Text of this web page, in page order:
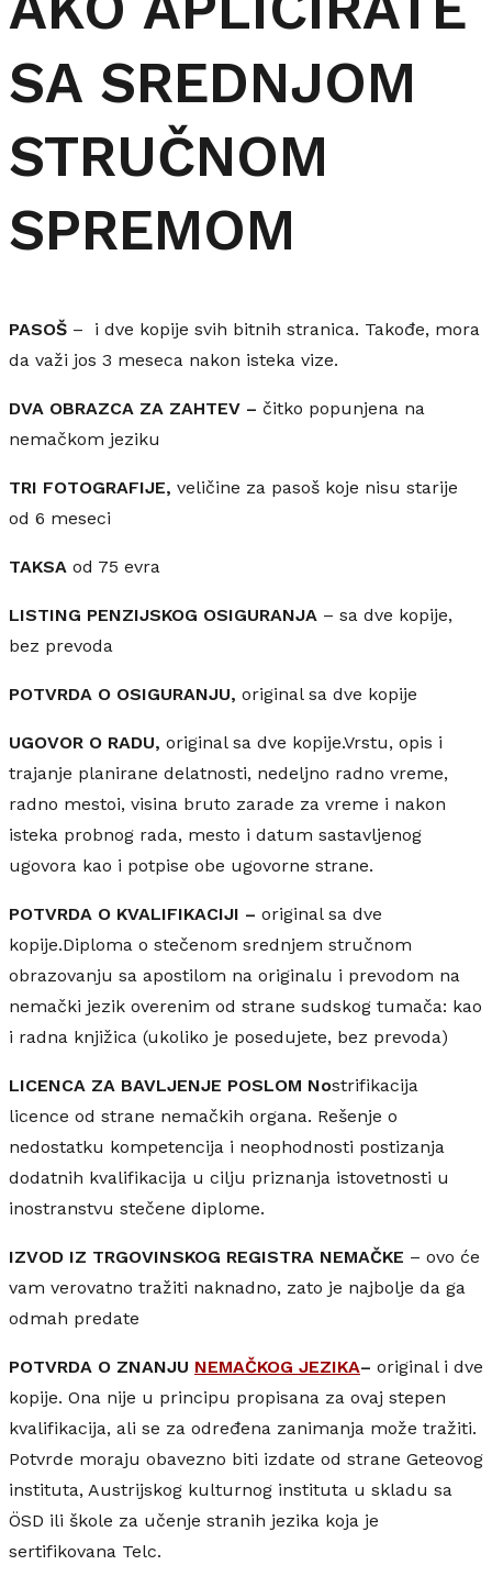
SA SREDNJOM
STRUČNOM
SPREMOM
PASOŠ – i dve kopije svih bitnih stranica. Takođe, mora
da važi jos 3 meseca nakon isteka vize.
DVA OBRAZCA ZA ZAHTEV – čitko popunjena na
nemačkom jeziku
TRI FOTOGRAFIJE, veličine za pasoš koje nisu starije
od 6 meseci
TAKSA od 75 evra
LISTING PENZIJSKOG OSIGURANJA – sa dve kopije,
bez prevoda
POTVRDA O OSIGURANJU, original sa dve kopije
UGOVOR O RADU, original sa dve kopije.Vrstu, opis i
trajanje planirane delatnosti, nedeljno radno vreme,
radno mestoi, visina bruto zarade za vreme i nakon
isteka probnog rada, mesto i datum sastavljenog
ugovora kao i potpise obe ugovorne strane.
POTVRDA O KVALIFIKACIJI – original sa dve
kopije.Diploma o stečenom srednjem stručnom
obrazovanju sa apostilom na originalu i prevodom na
nemački jezik overenim od strane sudskog tumača: kao
i radna knjižica (ukoliko je posedujete, bez prevoda)
LICENCA ZA BAVLJENJE POSLOM Nostrifikacija
licence od strane nemačkih organa. Rešenje o
nedostatku kompetencija i neophodnosti postizanja
dodatnih kvalifikacija u cilju priznanja istovetnosti u
inostranstvu stečene diplome.
IZVOD IZ TRGOVINSKOG REGISTRA NEMAČKE – ovo će
vam verovatno tražiti naknadno, zato je najbolje da ga
odmah predate
POTVRDA O ZNANJU NEMAČKOG JEZIKA– original i dve
kopije. Ona nije u principu propisana za ovaj stepen
kvalifikacija, ali se za određena zanimanja može tražiti.
Potvrde moraju obavezno biti izdate od strane Geteovog
instituta, Austrijskog kulturnog instituta u skladu sa
ÖSD ili škole za učenje stranih jezika koja je
sertifikovana Telc.